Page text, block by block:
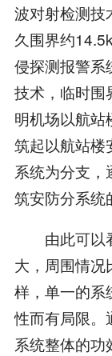
波对射检测技
久围界约
侵探测报警系
技术，临时围
明机场以航站
筑起以航站楼
系统为分支，
筑安防分系统
由此可以
大，周围情况
样，单一的系
性而有局限。
系统整体的功